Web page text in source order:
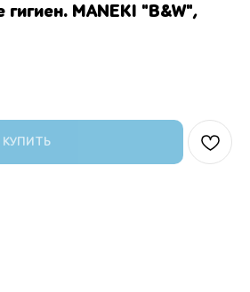
MANEKI "B&W",
КУПИТЬ